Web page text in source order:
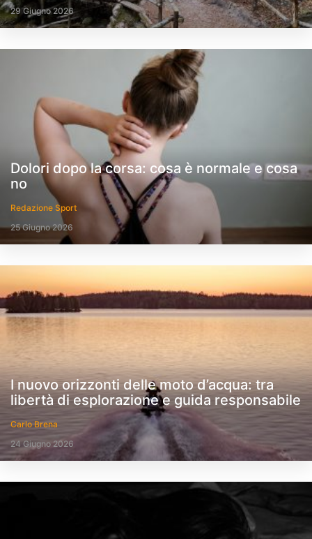
29 Giugno 2026
Dolori dopo la corsa: cosa è normale e cosa
no
Redazione Sport
25 Giugno 2026
I nuovo orizzonti delle moto d’acqua: tra
libertà di esplorazione e guida responsabile
Carlo Brena
24 Giugno 2026